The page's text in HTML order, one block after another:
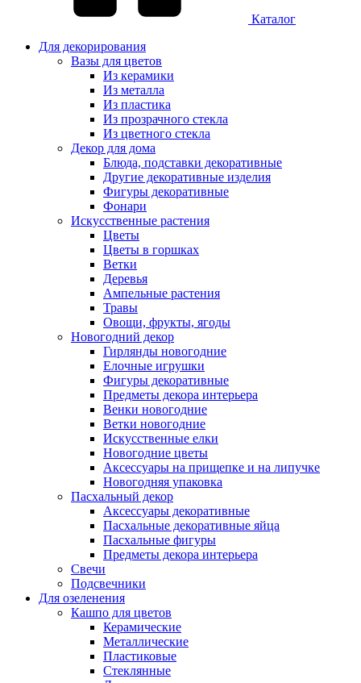
Каталог
Для декорирования
Вазы для цветов
Из керамики
Из металла
Из пластика
Из прозрачного стекла
Из цветного стекла
Декор для дома
Блюда, подставки декоративные
Другие декоративные изделия
Фигуры декоративные
Фонари
Искусственные растения
Цветы
Цветы в горшках
Ветки
Деревья
Ампельные растения
Травы
Овощи, фрукты, ягоды
Новогодний декор
Гирлянды новогодние
Елочные игрушки
Фигуры декоративные
Предметы декора интерьера
Венки новогодние
Ветки новогодние
Искусственные елки
Новогодние цветы
Аксессуары на прищепке и на липучке
Новогодняя упаковка
Пасхальный декор
Аксессуары декоративные
Пасхальные декоративные яйца
Пасхальные фигуры
Предметы декора интерьера
Свечи
Подсвечники
Для озеленения
Кашпо для цветов
Керамические
Металлические
Пластиковые
Стеклянные